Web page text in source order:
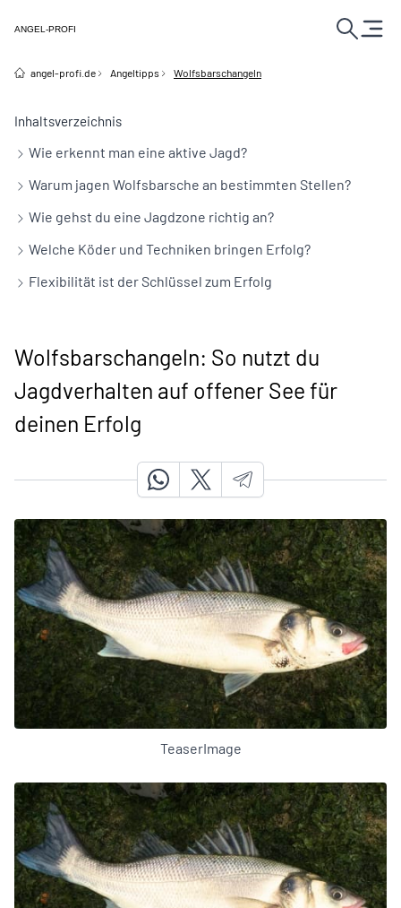
ANGEL-PROFI
angel-profi.de Angeltipps Wolfsbarschangeln
Inhaltsverzeichnis
Wie erkennt man eine aktive Jagd?
Warum jagen Wolfsbarsche an bestimmten Stellen?
Wie gehst du eine Jagdzone richtig an?
Welche Köder und Techniken bringen Erfolg?
Flexibilität ist der Schlüssel zum Erfolg
Wolfsbarschangeln: So nutzt du
Jagdverhalten auf offener See für
deinen Erfolg
TeaserImage